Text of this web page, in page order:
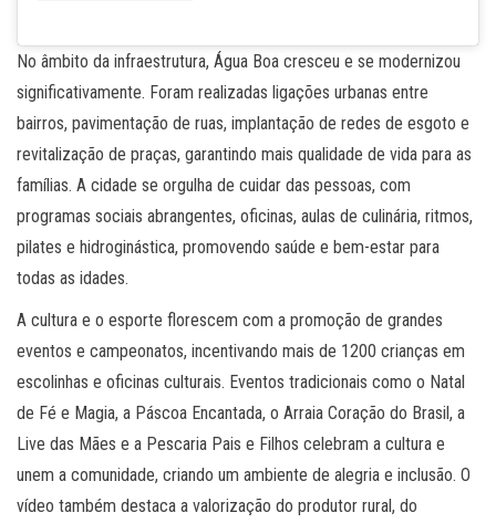
No âmbito da infraestrutura, Água Boa cresceu e se modernizou
significativamente. Foram realizadas ligações urbanas entre
bairros, pavimentação de ruas, implantação de redes de esgoto e
revitalização de praças, garantindo mais qualidade de vida para as
famílias. A cidade se orgulha de cuidar das pessoas, com
programas sociais abrangentes, oficinas, aulas de culinária, ritmos,
pilates e hidroginástica, promovendo saúde e bem-estar para
todas as idades.
A cultura e o esporte florescem com a promoção de grandes
eventos e campeonatos, incentivando mais de 1200 crianças em
escolinhas e oficinas culturais. Eventos tradicionais como o Natal
de Fé e Magia, a Páscoa Encantada, o Arraia Coração do Brasil, a
Live das Mães e a Pescaria Pais e Filhos celebram a cultura e
unem a comunidade, criando um ambiente de alegria e inclusão. O
vídeo também destaca a valorização do produtor rural, do